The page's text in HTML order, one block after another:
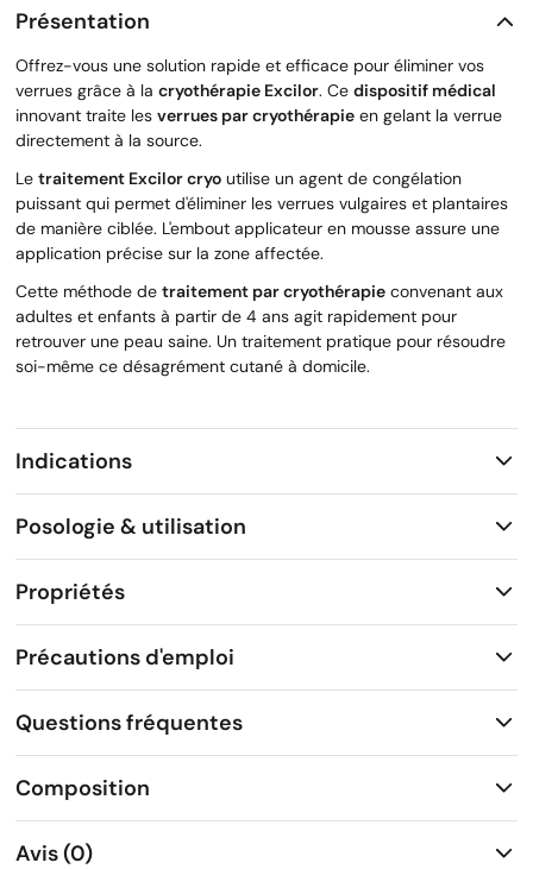
Présentation
Offrez-vous une solution rapide et efficace pour éliminer vos
verrues grâce à la cryothérapie Excilor. Ce dispositif médical
innovant traite les verrues par cryothérapie en gelant la verrue
directement à la source.
Le traitement Excilor cryo utilise un agent de congélation
puissant qui permet d'éliminer les verrues vulgaires et plantaires
de manière ciblée. L'embout applicateur en mousse assure une
application précise sur la zone affectée.
Cette méthode de traitement par cryothérapie convenant aux
adultes et enfants à partir de 4 ans agit rapidement pour
retrouver une peau saine. Un traitement pratique pour résoudre
soi-même ce désagrément cutané à domicile.
Indications
Posologie & utilisation
Propriétés
Précautions d'emploi
Questions fréquentes
Composition
Avis (0)